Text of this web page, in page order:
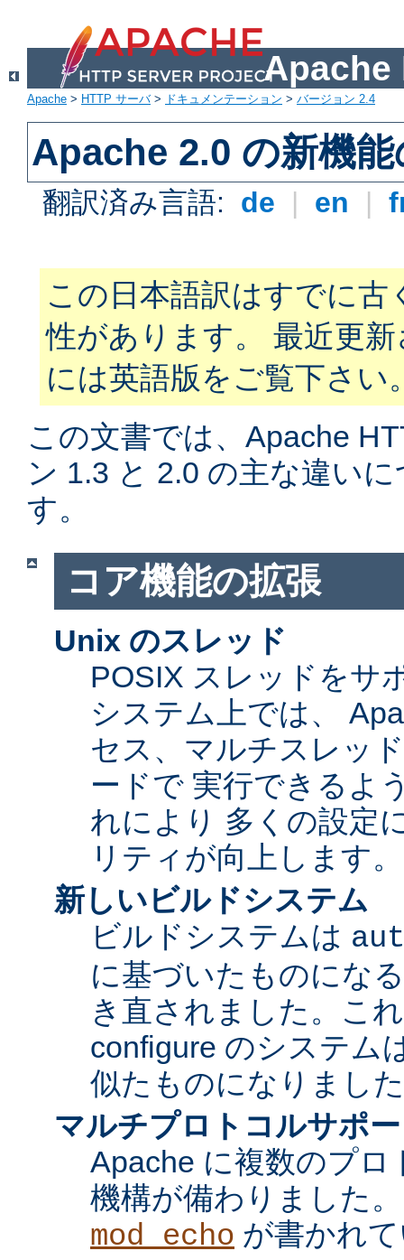
Apache
Apache > HTTP サーバ> ドキュメンテーション > バージョン 2.4
Apache 2.0 の新機能
翻訳済み言語: de | en |
この日本語訳はすでに古
性があります。 最近更
には英語版をご覧下さい
この文書では、Apache
ン 1.3 と 2.0 の主な違い
す。
コア機能の拡張
Unix のスレッド
POSIX スレッドをサ
システム上では、
セス、マルチスレッ
ードで 実行できるよ
れにより 多くの設定
リティが向上します。
新しいビルドシステム
ビルドシステムは
に基づいたものにな
き直されました。こ
configure のシステム
似たものになりまし
マルチプロトコルサポ
Apache に複数のプ
機構が備わりました
mod_echo が書かれ